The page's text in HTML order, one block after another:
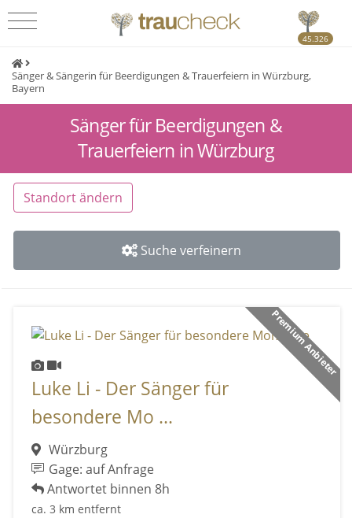
45.326
Sänger & Sängerin für Beerdigungen & Trauerfeiern in Würzburg,
Bayern
Sänger für Beerdigungen &
Trauerfeiern in Würzburg
Standort ändern
Suche verfeinern
Premium Anbieter
Luke Li - Der Sänger für
besondere Mo ...
Würzburg
Gage: auf Anfrage
Antwortet binnen 8h
ca. 3 km entfernt